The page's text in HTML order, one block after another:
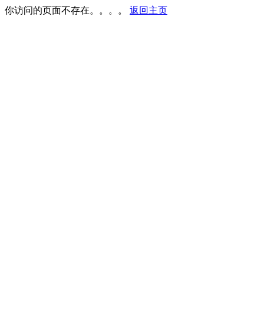
你访问的页面不存在。。。。 返回主页